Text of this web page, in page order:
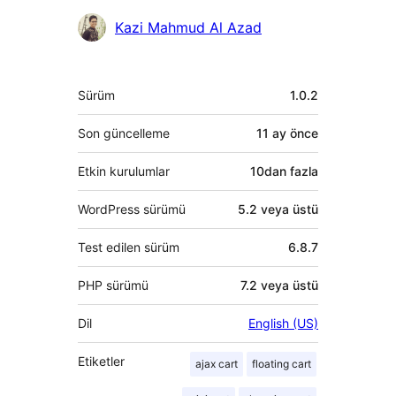
KatkıdaKazi Mahmud Al Azad
Meta
Sürüm 1.0.2
Son güncelleme 11 ay önce
Etkin kurulumlar 10dan fazla
WordPress sürümü 5.2 veya üstü
Test edilen sürüm 6.8.7
PHP sürümü 7.2 veya üstü
Dil English (US)
Etiketler ajax cart floating cart